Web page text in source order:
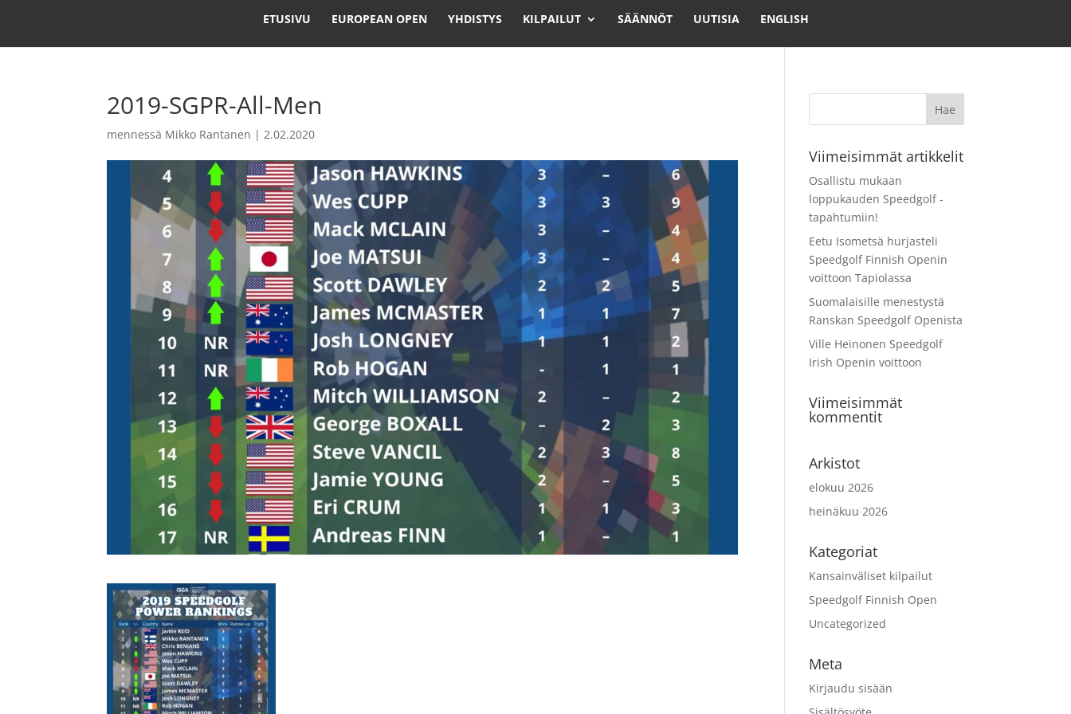
ETUSIVU EUROPEAN OPEN YHDISTYS KILPAILUT SÄÄNNÖT UUTISIA ENGLISH
2019-SGPR-All-Men
mennessä Mikko Rantanen |2.02.2020
Viimeisimmät artikkelit
Osallistu mukaan
loppukauden Speedgolf -
tapahtumiin!
Eetu Isometsä hurjasteli
Speedgolf Finnish Openin
voittoon Tapiolassa
Suomalaisille menestystä
Ranskan Speedgolf Openista
Ville Heinonen Speedgolf
Irish Openin voittoon
Viimeisimmät
kommentit
Arkistot
elokuu 2026
heinäkuu 2026
Kategoriat
Kansainväliset kilpailut
Speedgolf Finnish Open
Uncategorized
Meta
Kirjaudu sisään